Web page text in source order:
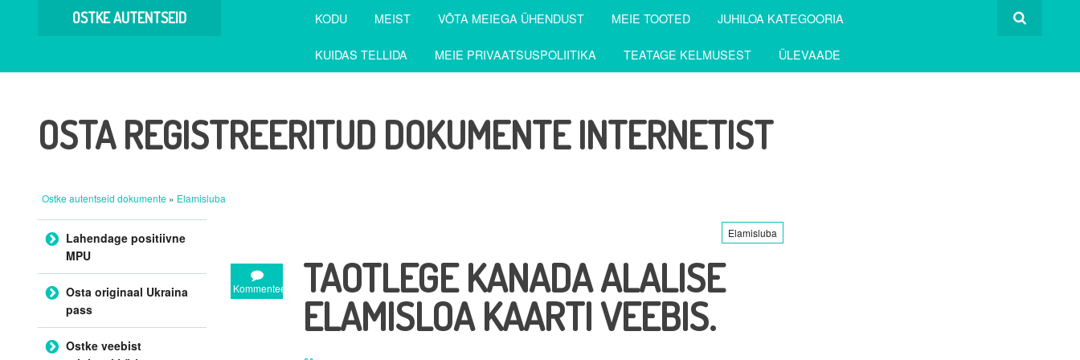
OSTKE AUTENTSEID KODU MEIST VÕTA MEIEGA ÜHENDUST MEIE TOOTED JUHILOA KATEGOORIA
KUIDAS TELLIDA MEIE PRIVAATSUSPOLIITIKA TEATAGE KELMUSEST ÜLEVAADE
OSTA REGISTREERITUD DOKUMENTE INTERNETIST
Ostke autentseid dokumente » Elamisluba
Kommenteeri
Elamisluba
TAOTLEGE KANADA ALALISE
ELAMISLOA KAARTI VEEBIS.
Mine sisu juurde
Lahendage positiivne
MPU
Osta originaal Ukraina
pass
Ostke veebist